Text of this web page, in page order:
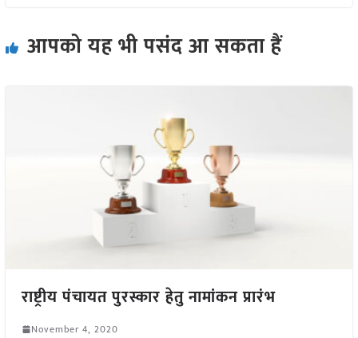
आपको यह भी पसंद आ सकता हैं
राष्ट्रीय पंचायत पुरस्कार हेतु नामांकन प्रारंभ
November 4, 2020